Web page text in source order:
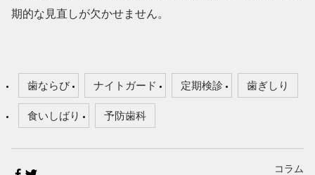
期的な見直しが欠かせません。
歯ならび ナイトガード 定期検診 歯ぎしり
食いしばり 予防歯科
コラム